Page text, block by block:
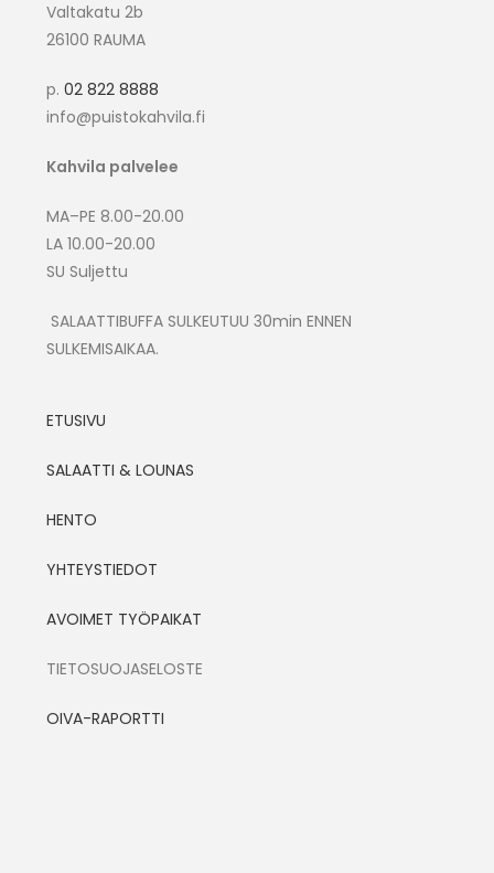
Valtakatu 2b
26100 RAUMA
p.02 822 8888
info@puistokahvila.fi
Kahvila palvelee
MA–PE 8.00-20.00
LA 10.00-20.00
SU Suljettu
SALAATTIBUFFA SULKEUTUU 30min ENNEN
SULKEMISAIKAA.
ETUSIVU
SALAATTI & LOUNAS
HENTO
YHTEYSTIEDOT
AVOIMET TYÖPAIKAT
TIETOSUOJASELOSTE
OIVA-RAPORTTI